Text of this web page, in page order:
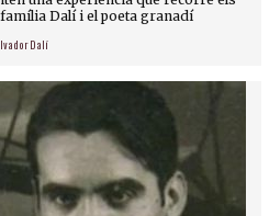
Dalí i el poeta granadí
Dalí